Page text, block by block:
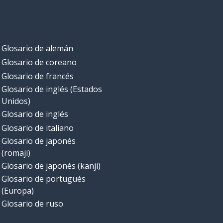
Glosario de alemán
Glosario de coreano
Glosario de francés
Glosario de inglés (Estados
Unidos)
Glosario de inglés
Glosario de italiano
Glosario de japonés
(romaji)
Glosario de japonés (kanji)
Glosario de portugués
(Europa)
Glosario de ruso